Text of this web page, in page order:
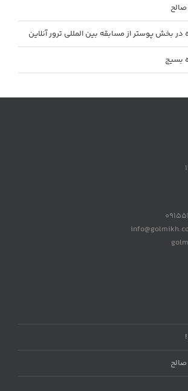
در بخش پوستر از مسابقه بین المللی ترور آنلاین
بسیج